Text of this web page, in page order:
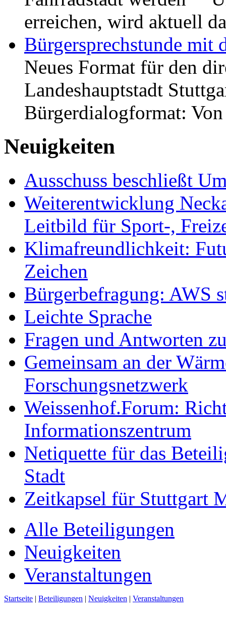
erreichen, wird aktuell
Bürgersprechstunde mit
Neues Format für den
Landeshauptstadt
Bürgerdialogformat:
Neuigkeiten
Ausschuss beschließt
Weiterentwicklung
Leitbild für Sport-,
Klimafreundlichkeit:
Zeichen
Bürgerbefragung: AWS
Leichte Sprache
Fragen und Antworten
Gemeinsam an der
Forschungsnetzwerk
Weissenhof.Forum:
Informationszentrum
Netiquette für das
Stadt
Zeitkapsel für Stuttgart
Alle Beteiligungen
Neuigkeiten
Veranstaltungen
Startseite | Beteiligungen | Neuigkeiten | Veranstaltungen